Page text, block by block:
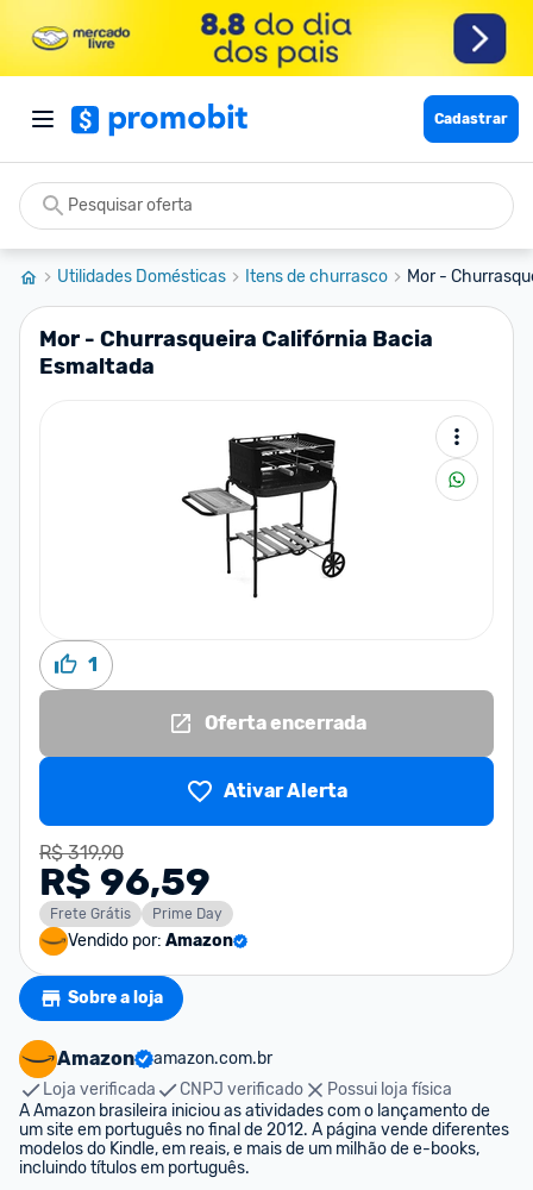
Cadastrar
Utilidades Domésticas Itens de churrasco Mor -
Mor - Churrasqueira Califórnia Bacia
Esmaltada
1
Oferta encerrada
Ativar Alerta
R$ 319,90
R$ 96,59
Frete Grátis Prime Day
Vendido por: Amazon
Sobre a loja
Amazon
amazon.com.br
Loja verificada
CNPJ verificado
Possui loja física
A Amazon brasileira iniciou as atividades com o lançamento de
um site em português no final de 2012. A página vende diferentes
modelos do Kindle, em reais, e mais de um milhão de e-books,
incluindo títulos em português.